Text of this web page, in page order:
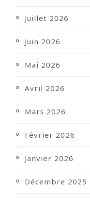
Juillet 2026
Juin 2026
Mai 2026
Avril 2026
Mars 2026
Février 2026
Janvier 2026
Décembre 2025